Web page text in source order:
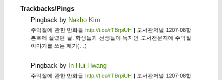
Trackbacks/Pings
Pingback by Nakho Kim
주먹질에 관한 만화들 http://t.co/rTBrpiUH | 도서관저널 1207-08합
본호에 실렸던 글. 학생들과 선생들이 독자인 도서전문지에 주먹질
이야기를 쓰는 패기(…)
Pingback by In Hui Hwang
주먹질에 관한 만화들 http://t.co/rTBrpiUH
| 도서관저널 1207-08합